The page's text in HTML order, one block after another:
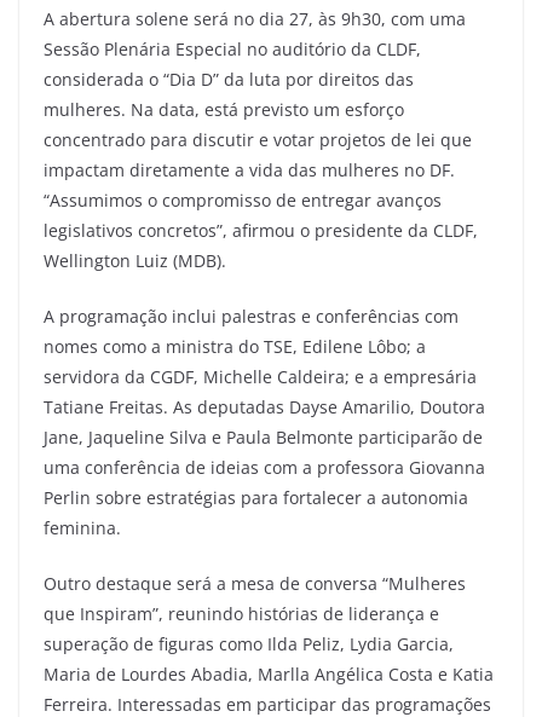
A abertura solene será no dia 27, às 9h30, com uma
Sessão Plenária Especial no auditório da CLDF,
considerada o “Dia D” da luta por direitos das
mulheres. Na data, está previsto um esforço
concentrado para discutir e votar projetos de lei que
impactam diretamente a vida das mulheres no DF.
“Assumimos o compromisso de entregar avanços
legislativos concretos”, afirmou o presidente da CLDF,
Wellington Luiz (MDB).
A programação inclui palestras e conferências com
nomes como a ministra do TSE, Edilene Lôbo; a
servidora da CGDF, Michelle Caldeira; e a empresária
Tatiane Freitas. As deputadas Dayse Amarilio, Doutora
Jane, Jaqueline Silva e Paula Belmonte participarão de
uma conferência de ideias com a professora Giovanna
Perlin sobre estratégias para fortalecer a autonomia
feminina.
Outro destaque será a mesa de conversa “Mulheres
que Inspiram”, reunindo histórias de liderança e
superação de figuras como Ilda Peliz, Lydia Garcia,
Maria de Lourdes Abadia, Marlla Angélica Costa e Katia
Ferreira. Interessadas em participar das programações